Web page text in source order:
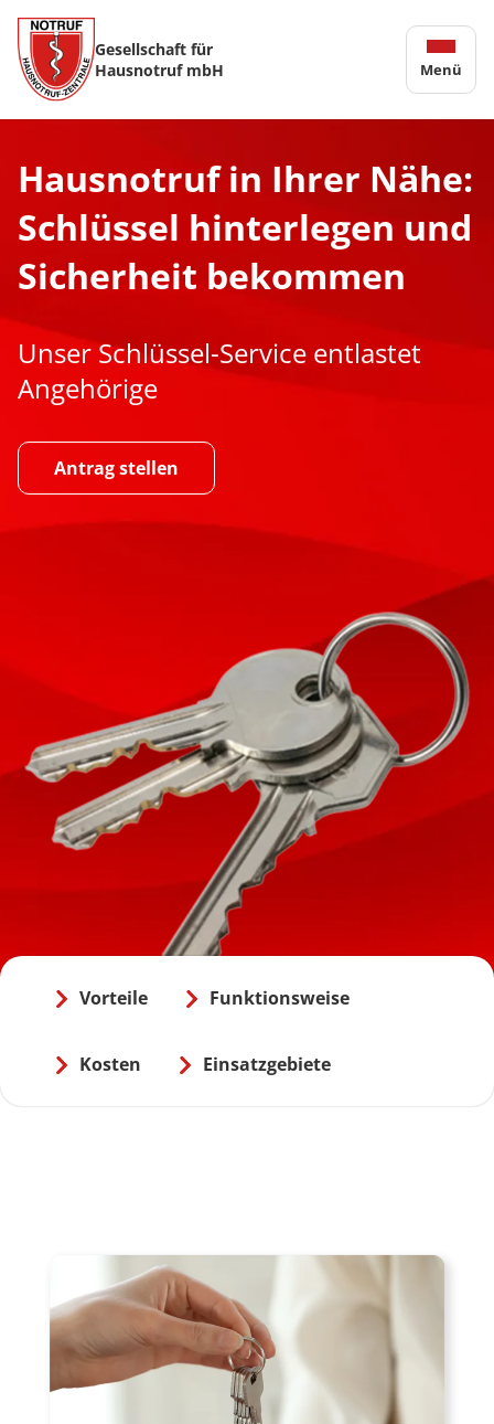
Gesellschaft für
Hausnotruf mbH
Menü
Hausnotruf in Ihrer Nähe:
Schlüssel hinterlegen und
Sicherheit bekommen
Unser Schlüssel-Service entlastet
Angehörige
Antrag stellen
Vorteile Funktionsweise
Kosten Einsatzgebiete